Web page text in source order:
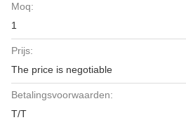
Moq:
1
Prijs:
The price is negotiable
Betalingsvoorwaarden:
T/T